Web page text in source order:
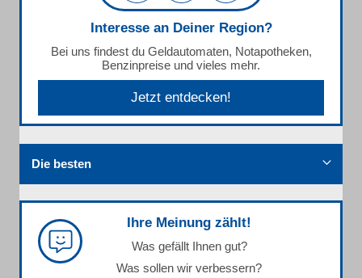
Interesse an Deiner Region?
Bei uns findest du Geldautomaten, Notapotheken,
Benzinpreise und vieles mehr.
Jetzt entdecken!
Die besten
Ihre Meinung zählt!
Was gefällt Ihnen gut?
Was sollen wir verbessern?